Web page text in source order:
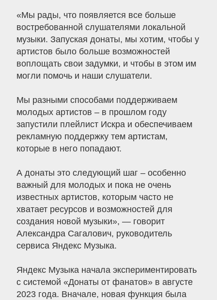
«Мы рады, что появляется все больше
востребованной слушателями локальной
музыки. Запуская донаты, мы хотим, чтобы у
артистов было больше возможностей
воплощать свои задумки, и чтобы в этом им
могли помочь и наши слушатели.
Мы разными способами поддерживаем
молодых артистов – в прошлом году
запустили плейлист Искра и обеспечиваем
рекламную поддержку тем артистам,
которые в него попадают.
А донаты это следующий шаг – особенно
важный для молодых и пока не очень
известных артистов, которым часто не
хватает ресурсов и возможностей для
создания новой музыки», — говорит
Александра Сагалович, руководитель
сервиса Яндекс Музыка.
Яндекс Музыка начала экспериментировать
с системой «Донаты от фанатов» в августе
2023 года. Вначале, новая функция была